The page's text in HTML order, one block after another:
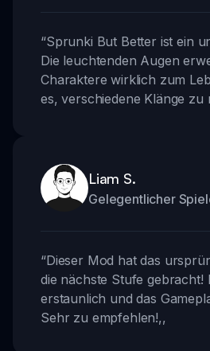
“Sprunki But Better ist ein
Die leuchtenden Augen
Charaktere wirklich zum
es, verschiedene Klänge zu
Liam S.
Gelegentlicher
“Dieser Mod hat das
die nächste Stufe gebracht!
erstaunlich und das
Sehr zu empfehlen!,,